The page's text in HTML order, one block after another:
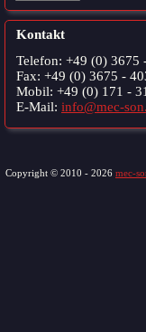
Kontakt
Telefon: +49 (0) 3675
Fax: +49 (0) 3675 -
Mobil: +49 (0) 171 -
E-Mail: info@mec-
Copyright © 2010 - 2026 mec-